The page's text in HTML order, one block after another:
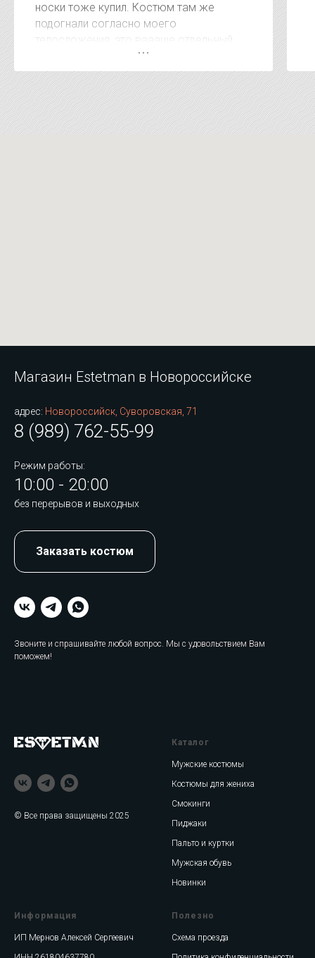
носки тоже купил. Костюм там же
подогнали согласно моего
телосложения, это ваааще отдельный
респект. А когда сказали сумму за
покупку был приятно удивлён, очень
удивлён. Видно, что клиентом дорожат. В
других местах за эти услуги на 15-20
тысяч дороже. Короче рекомендую !!!!!
Магазин Estetman в Новороссийске
адрес: Новороссийск, Суворовская, 71
8 (989) 762-55-99
Режим работы:
10:00 - 20:00
без перерывов и выходных
Заказать костюм
Звоните и спрашивайте любой вопрос. Мы с удовольствием Вам
поможем!
© Все права защищены 2025
Каталог
Мужские костюмы
Костюмы для жениха
Смокинги
Пиджаки
Пальто и куртки
Мужская обувь
Новинки
Информация
ИП Мернов Алексей Сергеевич
Полезно
Схема проезда